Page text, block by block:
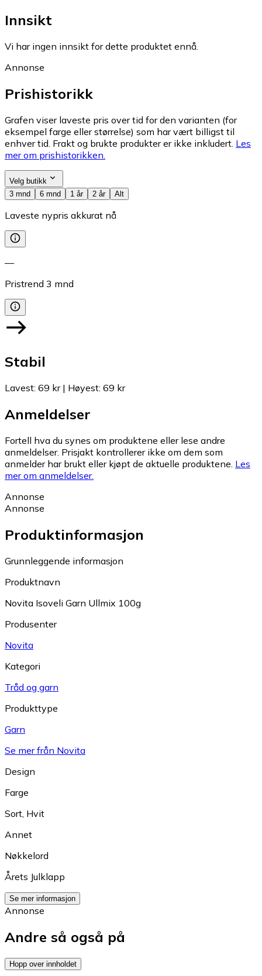
Innsikt
Vi har ingen innsikt for dette produktet ennå.
Annonse
Prishistorikk
Grafen viser laveste pris over tid for den varianten (for
eksempel farge eller størrelse) som har vært billigst til
enhver tid. Frakt og brukte produkter er ikke inkludert. Les
mer om prishistorikken.
Velg butikk
3 mnd
6 mnd 1 år 2 år Alt
Laveste nypris akkurat nå
—
Pristrend 3 mnd
Stabil
Lavest: 69 kr| Høyest: 69 kr
Anmeldelser
Fortell hva du synes om produktene eller lese andre
anmeldelser. Prisjakt kontrollerer ikke om dem som
anmelder har brukt eller kjøpt de aktuelle produktene. Les
mer om anmeldelser.
Annonse
Annonse
Produktinformasjon
Grunnleggende informasjon
Produktnavn
Novita Isoveli Garn Ullmix 100g
Produsenter
Novita
Kategori
Tråd og garn
Produkttype
Garn
Se mer från Novita
Design
Farge
Sort Hvit
Annet
Nøkkelord
Årets Julklapp
Se mer informasjon
Annonse
Andre så også på
Hopp over innholdet